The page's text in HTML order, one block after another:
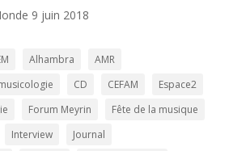
9 juin 2018
Alhambra
AMR
CD CEFAM
Espace2
Forum Meyrin
Fête de la musique
Interview
Journal